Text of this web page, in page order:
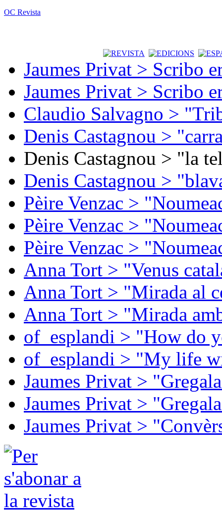
OC Revista
Jaumes Privat > Scribo
Jaumes Privat > Scribo
Claudio Salvagno >
Denis Castagnou >
Denis Castagnou > "la
Denis Castagnou >
Pèire Venzac >
Pèire Venzac >
Pèire Venzac >
Anna Tort > "Venus
Anna Tort > "Mirada al
Anna Tort > "Mirada
of_esplandi > "How do
of_esplandi > "My life
Jaumes Privat >
Jaumes Privat >
Jaumes Privat >